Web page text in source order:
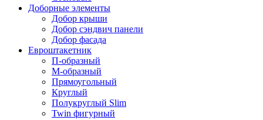
Доборные элементы
Добор крыши
Добор сэндвич панели
Добор фасада
Евроштакетник
П-образный
М-образный
Прямоугольный
Круглый
Полукруглый Slim
Twin фигурный